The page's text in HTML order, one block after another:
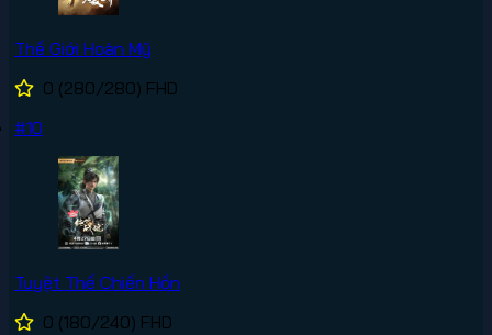
Thế Giới Hoàn Mỹ
0 (280/280) FHD
#10
Tuyệt Thế Chiến Hồn
0 (180/240) FHD